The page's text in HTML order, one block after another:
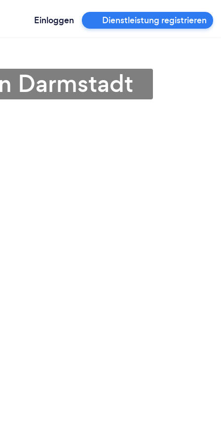
Einloggen Dienstleistung registrieren
Darmstadt